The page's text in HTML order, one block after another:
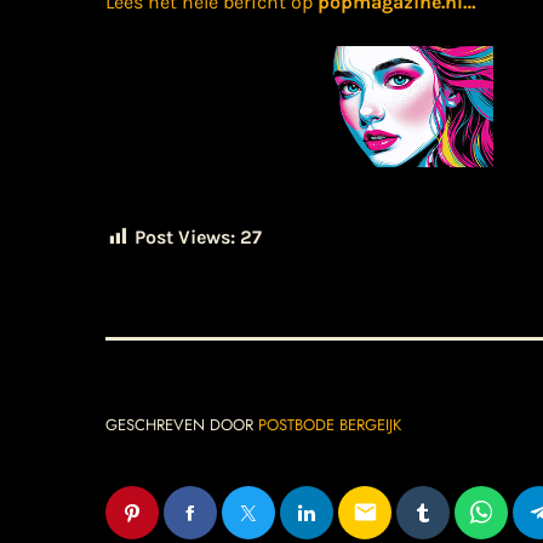
Post Views: 27
GESCHREVEN DOOR POSTBODE BERGEIJK
email